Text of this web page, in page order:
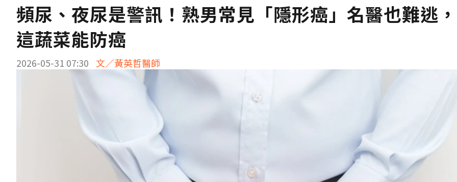
頻尿、夜尿是警訊！熟男常見「隱形癌」名醫也難逃
這蔬菜能防癌
2026-05-31 07:30 文／黃英哲醫師